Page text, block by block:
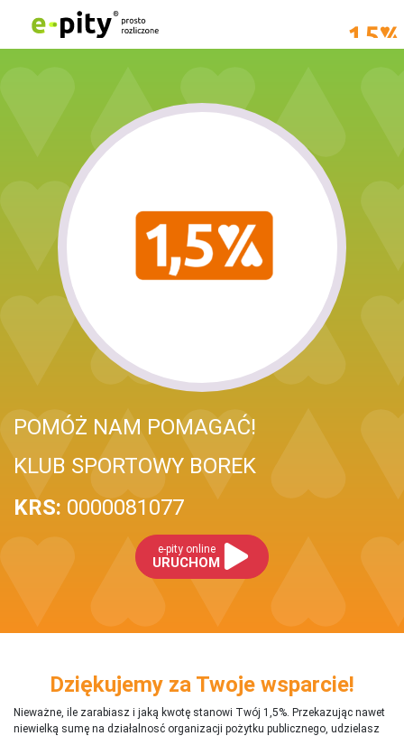
POMÓŻ NAM POMAGAĆ!
KLUB SPORTOWY BOREK
KRS: 0000081077
e-pity online
URUCHOM
Dziękujemy za Twoje wsparcie!
Nieważne, ile zarabiasz i jaką kwotę stanowi Twój 1,5%. Przekazując nawet
niewielką sumę na działalnosć organizacji pożytku publicznego, udzielasz